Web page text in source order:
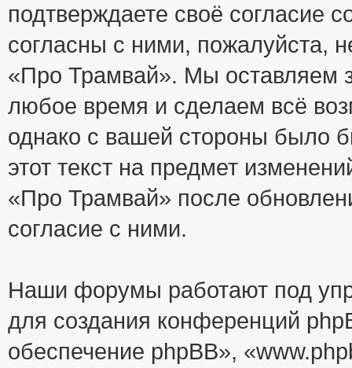
подтверждаете своё
согласны с ними, пожалуйста,
«Про Трамвай». Мы оставляем
любое время и сделаем всё
однако с вашей стороны было
этот текст на предмет
«Про Трамвай» после
согласие с ними.
Наши форумы работают под
для создания конференций
обеспечение phpBB»,